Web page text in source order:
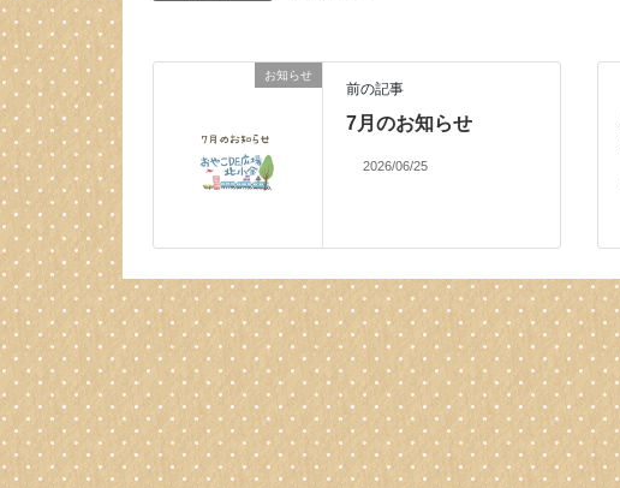
お知らせ
前の記事
7月のお知らせ
2026/06/25